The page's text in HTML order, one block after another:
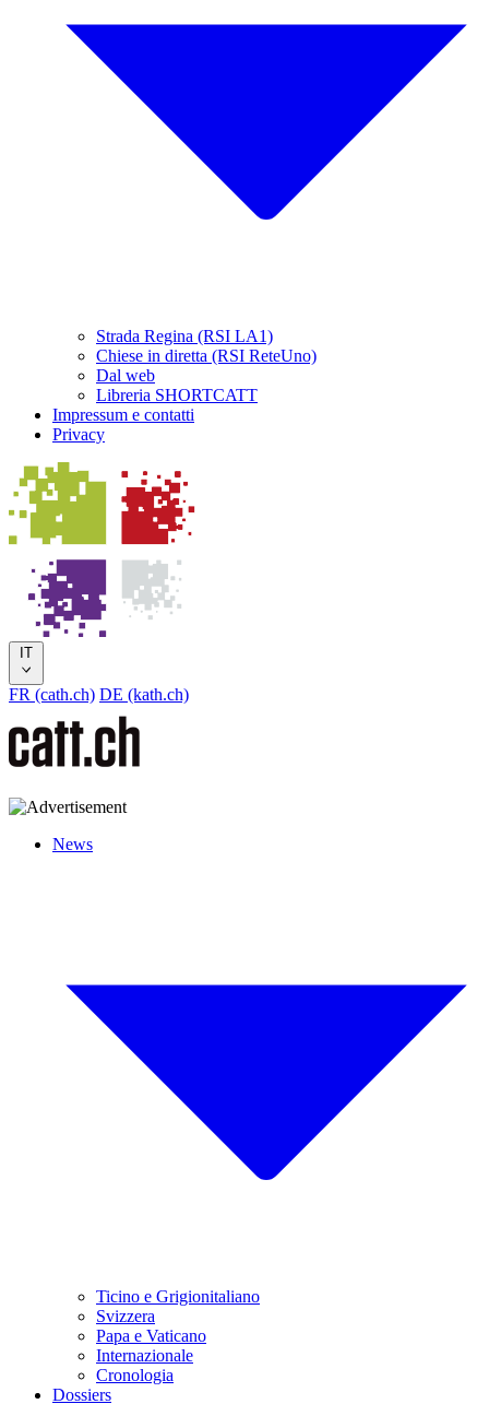
Strada Regina (RSI LA1)
Chiese in diretta (RSI ReteUno)
Dal web
Libreria SHORTCATT
Impressum e contatti
Privacy
IT
FR (cath.ch) DE (kath.ch)
News
Ticino e Grigionitaliano
Svizzera
Papa e Vaticano
Internazionale
Cronologia
Dossiers